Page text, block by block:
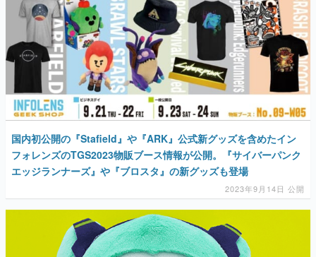
国内初公開の『Stafield』や『ARK』公式新グッズを含めたイン
フォレンズのTGS2023物販ブース情報が公開。『サイバーパンク
エッジランナーズ』や『ブロスタ』の新グッズも登場
2023年9月14日 公開